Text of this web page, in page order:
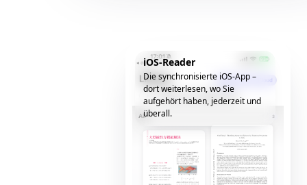
iOS-Reader
Die synchronisierte iOS-App –
dort weiterlesen, wo Sie
aufgehört haben, jederzeit und
überall.